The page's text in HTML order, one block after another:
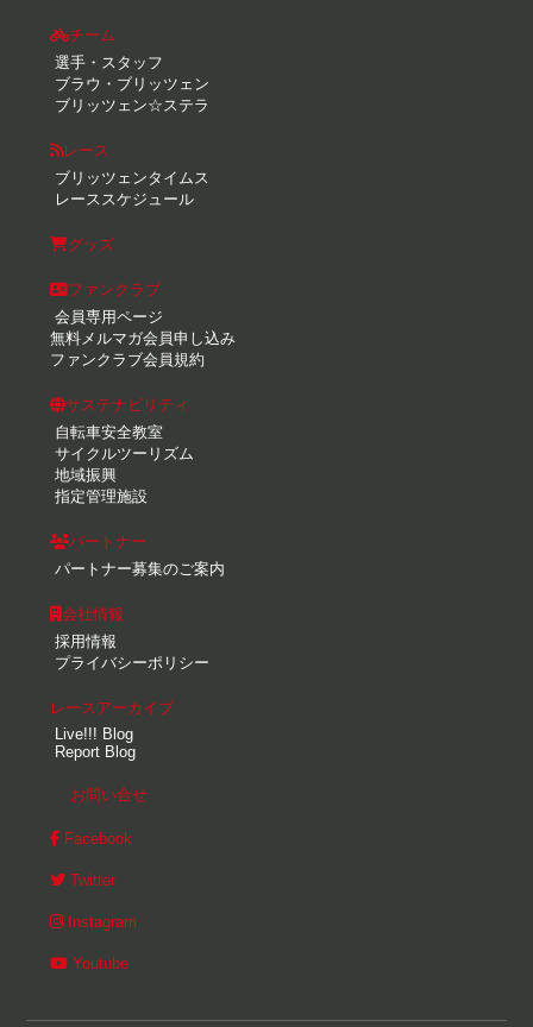
チーム
選手・スタッフ
ブラウ・ブリッツェン
ブリッツェン☆ステラ
レース
ブリッツェンタイムス
レーススケジュール
グッズ
ファンクラブ
会員専用ページ
無料メルマガ会員申し込み
ファンクラブ会員規約
サステナビリティ
自転車安全教室
サイクルツーリズム
地域振興
指定管理施設
パートナー
パートナー募集のご案内
会社情報
採用情報
プライバシーポリシー
レースアーカイブ
Live!!! Blog
Report Blog
お問い合せ
Facebook
Twitter
Instagram
Youtube